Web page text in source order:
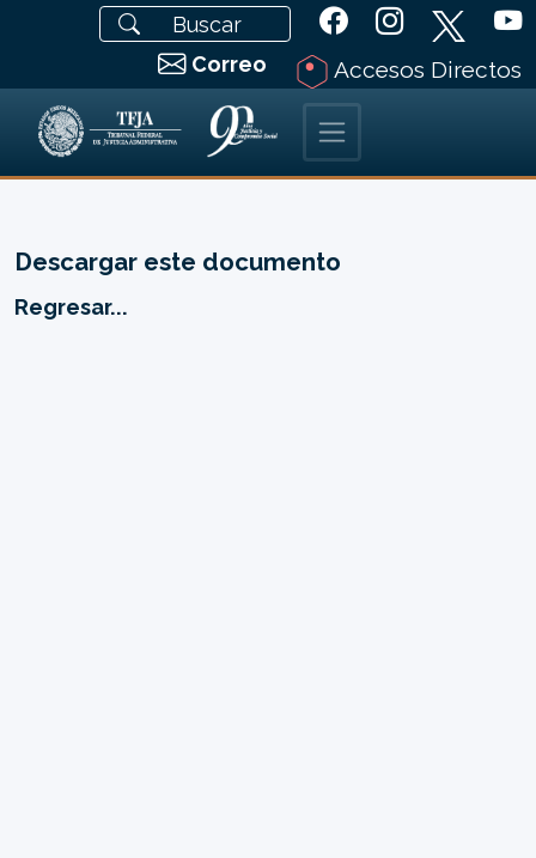
Correo Accesos Directos
Descargar este documento
Regresar...